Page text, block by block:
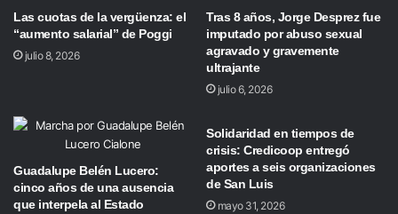
Las cuotas de la vergüenza: el
“aumento salarial” de Poggi
julio 8, 2026
Tras 8 años, Jorge Desprez fue
imputado por abuso sexual
agravado y gravemente
ultrajante
julio 6, 2026
Guadalupe Belén Lucero:
cinco años de una ausencia
que interpela al Estado
Solidaridad en tiempos de
crisis: Credicoop entregó
aportes a seis organizaciones
de San Luis
mayo 31, 2026